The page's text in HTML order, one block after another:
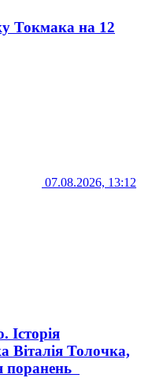
Токмака на 12
07.08.2026, 13:12
Історія
Віталія Толочка,
поранень